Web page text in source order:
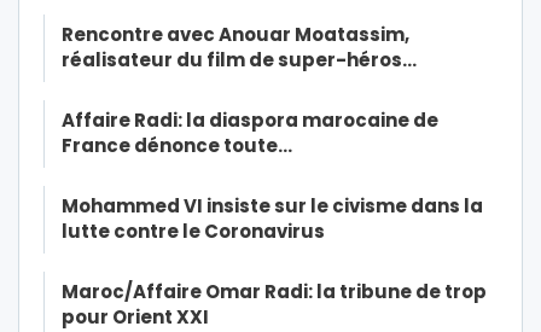
Rencontre avec Anouar Moatassim,
réalisateur du film de super-héros…
Affaire Radi: la diaspora marocaine de
France dénonce toute…
Mohammed VI insiste sur le civisme dans la
lutte contre le Coronavirus
Maroc/Affaire Omar Radi: la tribune de trop
pour Orient XXI